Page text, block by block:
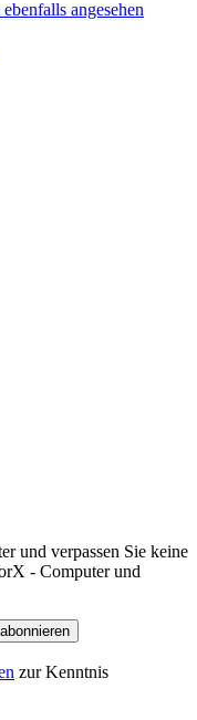
angesehen
und verpassen Sie keine
- Computer und
zur Kenntnis